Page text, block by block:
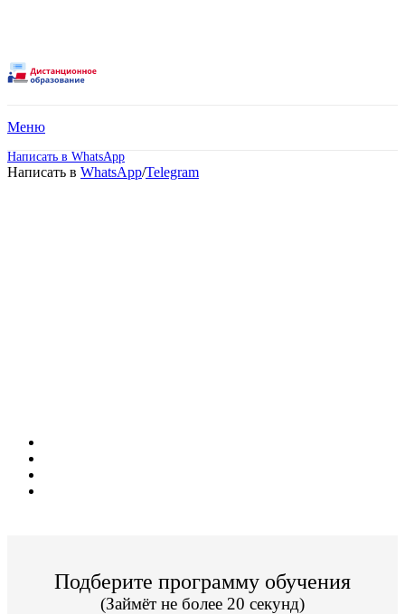
Меню
Написать в WhatsApp
Написать в WhatsApp/Telegram
Подберите программу обучения
(Займёт не более 20 секунд)